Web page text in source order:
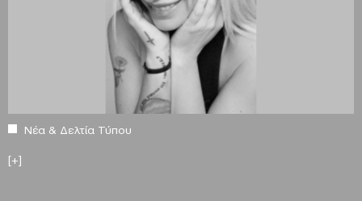
Νέα & Δελτία Τύπου
[+]